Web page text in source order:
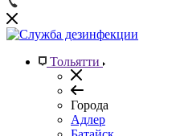
Тольятти
Города
Адлер